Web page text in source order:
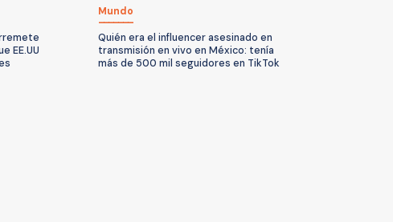
EE.UU
Mundo
Quién era el influencer asesinado en
transmisión en vivo en México: tenía
más de 500 mil seguidores en TikTok